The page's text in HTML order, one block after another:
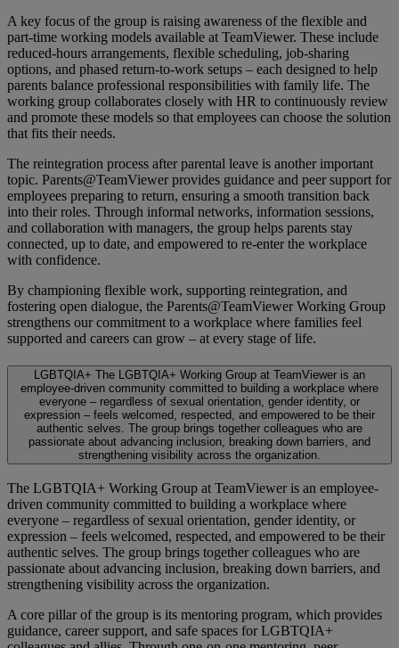
A key focus of the group is raising awareness of the flexible and
part-time working models available at TeamViewer. These include
reduced-hours arrangements, flexible scheduling, job-sharing
options, and phased return-to-work setups – each designed to help
parents balance professional responsibilities with family life. The
working group collaborates closely with HR to continuously review
and promote these models so that employees can choose the solution
that fits their needs.
The reintegration process after parental leave is another important
topic. Parents@TeamViewer provides guidance and peer support for
employees preparing to return, ensuring a smooth transition back
into their roles. Through informal networks, information sessions,
and collaboration with managers, the group helps parents stay
connected, up to date, and empowered to re-enter the workplace
with confidence.
By championing flexible work, supporting reintegration, and
fostering open dialogue, the Parents@TeamViewer Working Group
strengthens our commitment to a workplace where families feel
supported and careers can grow – at every stage of life.
LGBTQIA+ The LGBTQIA+ Working Group at TeamViewer is an
employee-driven community committed to building a workplace where
everyone – regardless of sexual orientation, gender identity, or
expression – feels welcomed, respected, and empowered to be their
authentic selves. The group brings together colleagues who are
passionate about advancing inclusion, breaking down barriers, and
strengthening visibility across the organization.
The LGBTQIA+ Working Group at TeamViewer is an employee-
driven community committed to building a workplace where
everyone – regardless of sexual orientation, gender identity, or
expression – feels welcomed, respected, and empowered to be their
authentic selves. The group brings together colleagues who are
passionate about advancing inclusion, breaking down barriers, and
strengthening visibility across the organization.
A core pillar of the group is its mentoring program, which provides
guidance, career support, and safe spaces for LGBTQIA+